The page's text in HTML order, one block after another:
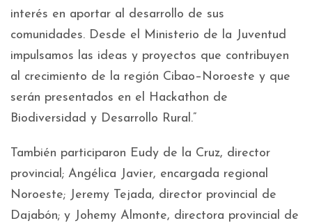
interés en aportar al desarrollo de sus
comunidades. Desde el Ministerio de la Juventud
impulsamos las ideas y proyectos que contribuyen
al crecimiento de la región Cibao–Noroeste y que
serán presentados en el Hackathon de
Biodiversidad y Desarrollo Rural.”
También participaron Eudy de la Cruz, director
provincial; Angélica Javier, encargada regional
Noroeste; Jeremy Tejada, director provincial de
Dajabón; y Johemy Almonte, directora provincial de